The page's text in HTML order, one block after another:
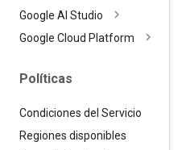
Google AI Studio
Google Cloud Platform
Políticas
Condiciones del Servicio
Regiones disponibles